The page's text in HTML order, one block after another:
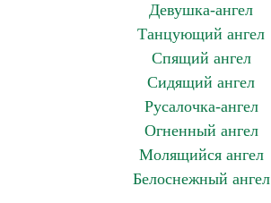
Девушка-ангел
Танцующий ангел
Спящий ангел
Сидящий ангел
Русалочка-ангел
Огненный ангел
Молящийся ангел
Белоснежный ангел